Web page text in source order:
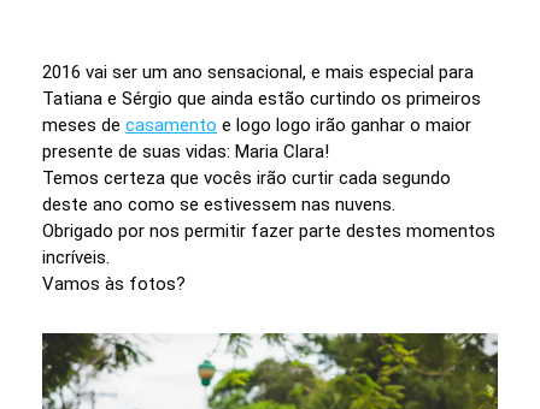
2016 vai ser um ano sensacional, e mais especial para
Tatiana e Sérgio que ainda estão curtindo os primeiros
meses de casamento e logo logo irão ganhar o maior
presente de suas vidas: Maria Clara!
Temos certeza que vocês irão curtir cada segundo
deste ano como se estivessem nas nuvens.
Obrigado por nos permitir fazer parte destes momentos
incríveis.
Vamos às fotos?